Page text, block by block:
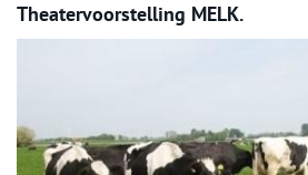
Theatervoorstelling MELK.